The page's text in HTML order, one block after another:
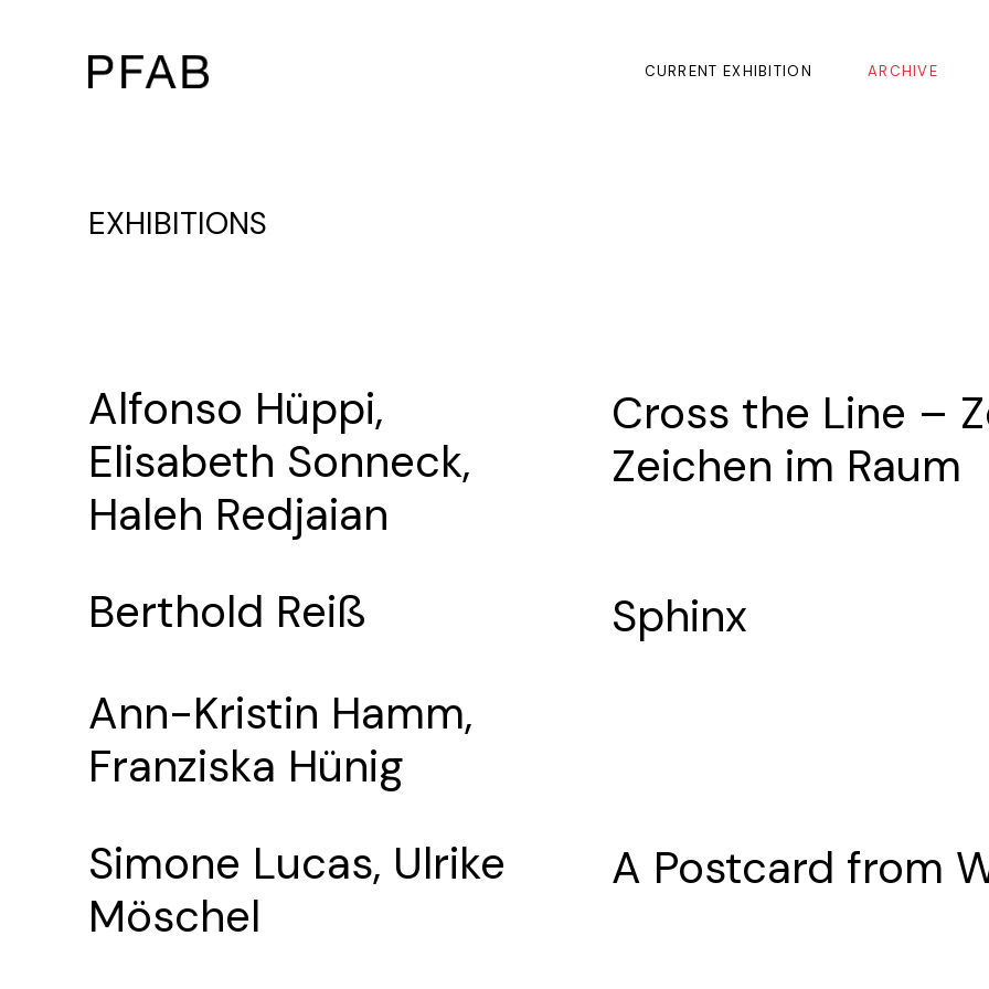
CURRENT EXHIBITION ARCHIVE
EXHIBITIONS
Cross the Line –
Zeichen im Raum
Alfonso Hüppi,
Elisabeth Sonneck,
Haleh Redjaian
Sphinx
Berthold Reiß
Ann-Kristin Hamm,
Franziska Hünig
A Postcard from
Simone Lucas, Ulrike
Möschel